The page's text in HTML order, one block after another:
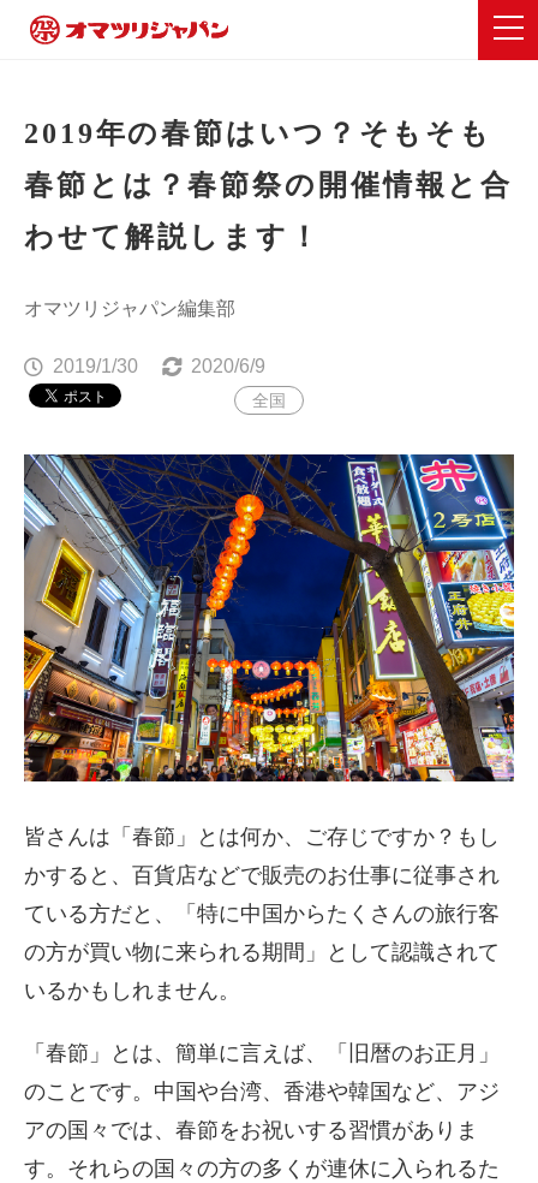
2019年の春節はいつ？そもそも
春節とは？春節祭の開催情報と合
わせて解説します！
オマツリジャパン編集部
2019/1/30 2020/6/9
全国
皆さんは「春節」とは何か、ご存じですか？もし
かすると、百貨店などで販売のお仕事に従事され
ている方だと、「特に中国からたくさんの旅行客
の方が買い物に来られる期間」として認識されて
いるかもしれません。
「春節」とは、簡単に言えば、「旧暦のお正月」
のことです。中国や台湾、香港や韓国など、アジ
アの国々では、春節をお祝いする習慣がありま
す。それらの国々の方の多くが連休に入られるた